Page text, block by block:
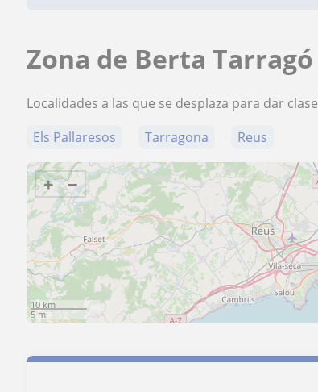
Zona de Berta Tarragó
Localidades a las que se desplaza para dar clase
Els Pallaresos
Tarragona Reus
+ −
10 km
5 mi